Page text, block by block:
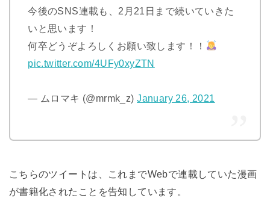
今後のSNS連載も、2月21日まで続いていきた
いと思います！
何卒どうぞよろしくお願い致します！！
pic.twitter.com/4UFy0xyZTN
— ムロマキ (@mrmk_z)January 26, 2021
こちらのツイートは、これまでWebで連載していた漫画
が書籍化されたことを告知しています。